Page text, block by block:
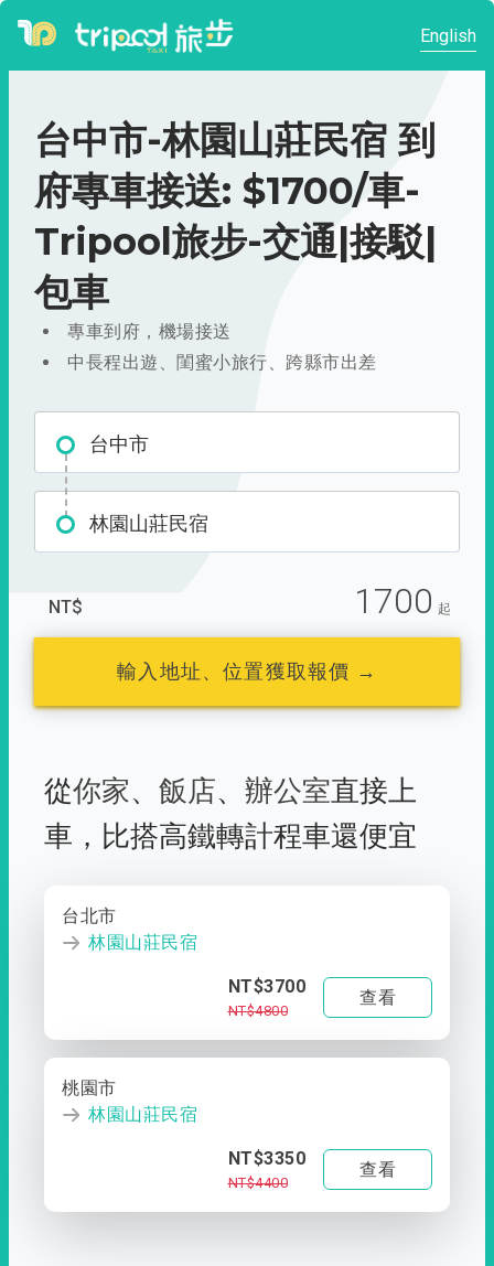
English
台中市-林園山莊民宿 到
府專車接送: $1700/車-
Tripool旅步-交通|接駁|
包車
專車到府，機場接送
中長程出遊、閨蜜小旅行、跨縣市出差
台中市
林園山莊民宿
NT$ 1700 起
輸入地址、位置獲取報價 →
從你家、 飯店、 辦公室直接上
車， 比搭高鐵轉計程車還便宜
台北市
林園山莊民宿
NT$3700
NT$4800
查看
桃園市
林園山莊民宿
NT$3350
NT$4400
查看